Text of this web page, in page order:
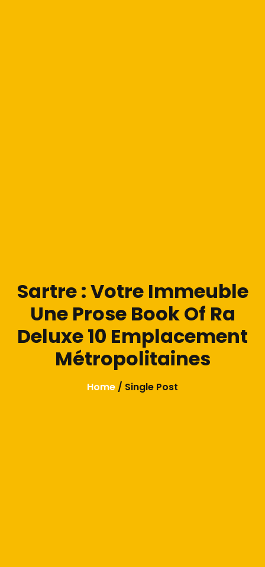
Sartre : Votre Immeuble
Une Prose Book Of Ra
Deluxe 10 Emplacement
Métropolitaines
Home / Single Post